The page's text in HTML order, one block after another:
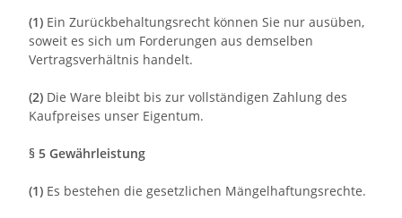
(1) Ein Zurückbehaltungsrecht können Sie nur ausüben,
soweit es sich um Forderungen aus demselben
Vertragsverhältnis handelt.
(2) Die Ware bleibt bis zur vollständigen Zahlung des
Kaufpreises unser Eigentum.
§ 5 Gewährleistung
(1) Es bestehen die gesetzlichen Mängelhaftungsrechte.